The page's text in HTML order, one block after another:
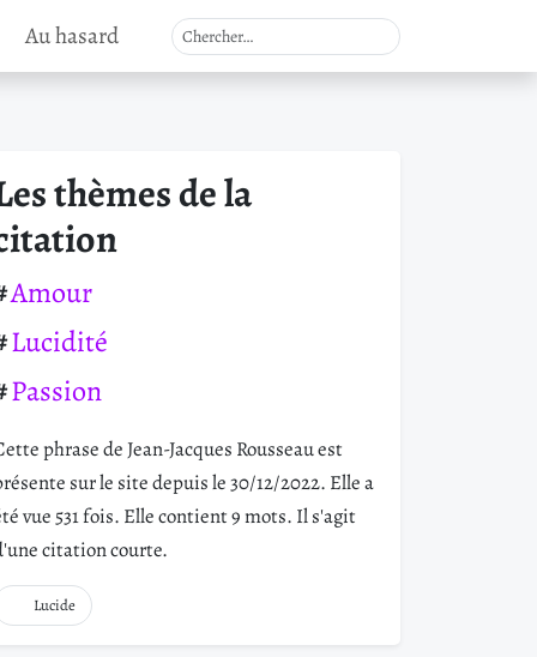
Au hasard
thèmes de la
Amour
Lucidité
Passion
phrase de Jean-Jacques Rousseau est
sur le site depuis le 30/12/2022. Elle a
vue 531 fois. Elle contient 9 mots. Il s'agit
citation courte.
Lucide